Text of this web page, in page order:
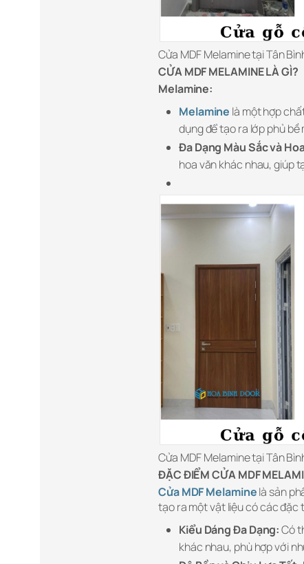
Cửa MDF Melamine tại Tân
CỬA MDF MELAMINE LÀ GÌ?
Melamine:
Melamine là một hợp
dụng để tạo ra lớp phủ bề
Đa Dạng Màu Sắc và
hoa văn khác nhau, giúp
Cửa MDF Melamine tại Tân
ĐẶC ĐIỂM CỬA MDF
Cửa MDF Melaminelà sản
tạo ra một vật liệu có các đặc
Kiểu Dáng Đa Dạng:Có
khác nhau, phù hợp với